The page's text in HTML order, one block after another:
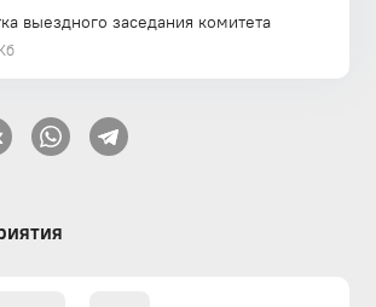
выездного заседания комитета